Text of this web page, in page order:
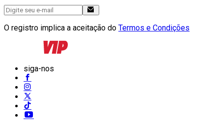
O registro implica a aceitação do Termos e Condições
siga-nos